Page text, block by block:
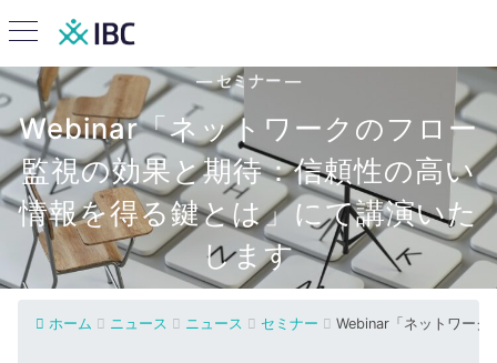
— セミナー —
Webinar「ネットワークのフロー
監視の効果と期待：信頼性の高い
情報を得る鍵とは」にて講演いた
します
ホーム ニュース ニュース セミナー Webinar「ネットワーク